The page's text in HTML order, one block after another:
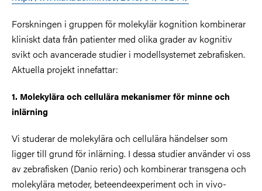
Forskningen i gruppen för molekylär kognition kombinerar
kliniskt data från patienter med olika grader av kognitiv
svikt och avancerade studier i modellsystemet zebrafisken.
Aktuella projekt innefattar:
1. Molekylära och cellulära mekanismer för minne och
inlärning
Vi studerar de molekylära och cellulära händelser som
ligger till grund för inlärning. I dessa studier använder vi oss
av zebrafisken (Danio rerio) och kombinerar transgena och
molekylära metoder, beteendeexperiment och in vivo-